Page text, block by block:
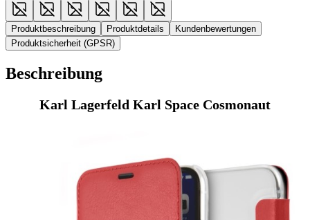
Produktbeschreibung Produktdetails
Kundenbewertungen
Produktsicherheit (GPSR)
Beschreibung
Karl Lagerfeld Karl Space Cosmonaut